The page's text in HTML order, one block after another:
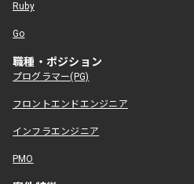
Ruby
Go
職種・ポジション
プログラマー(PG)
フロントエンドエンジニア
インフラエンジニア
PMO